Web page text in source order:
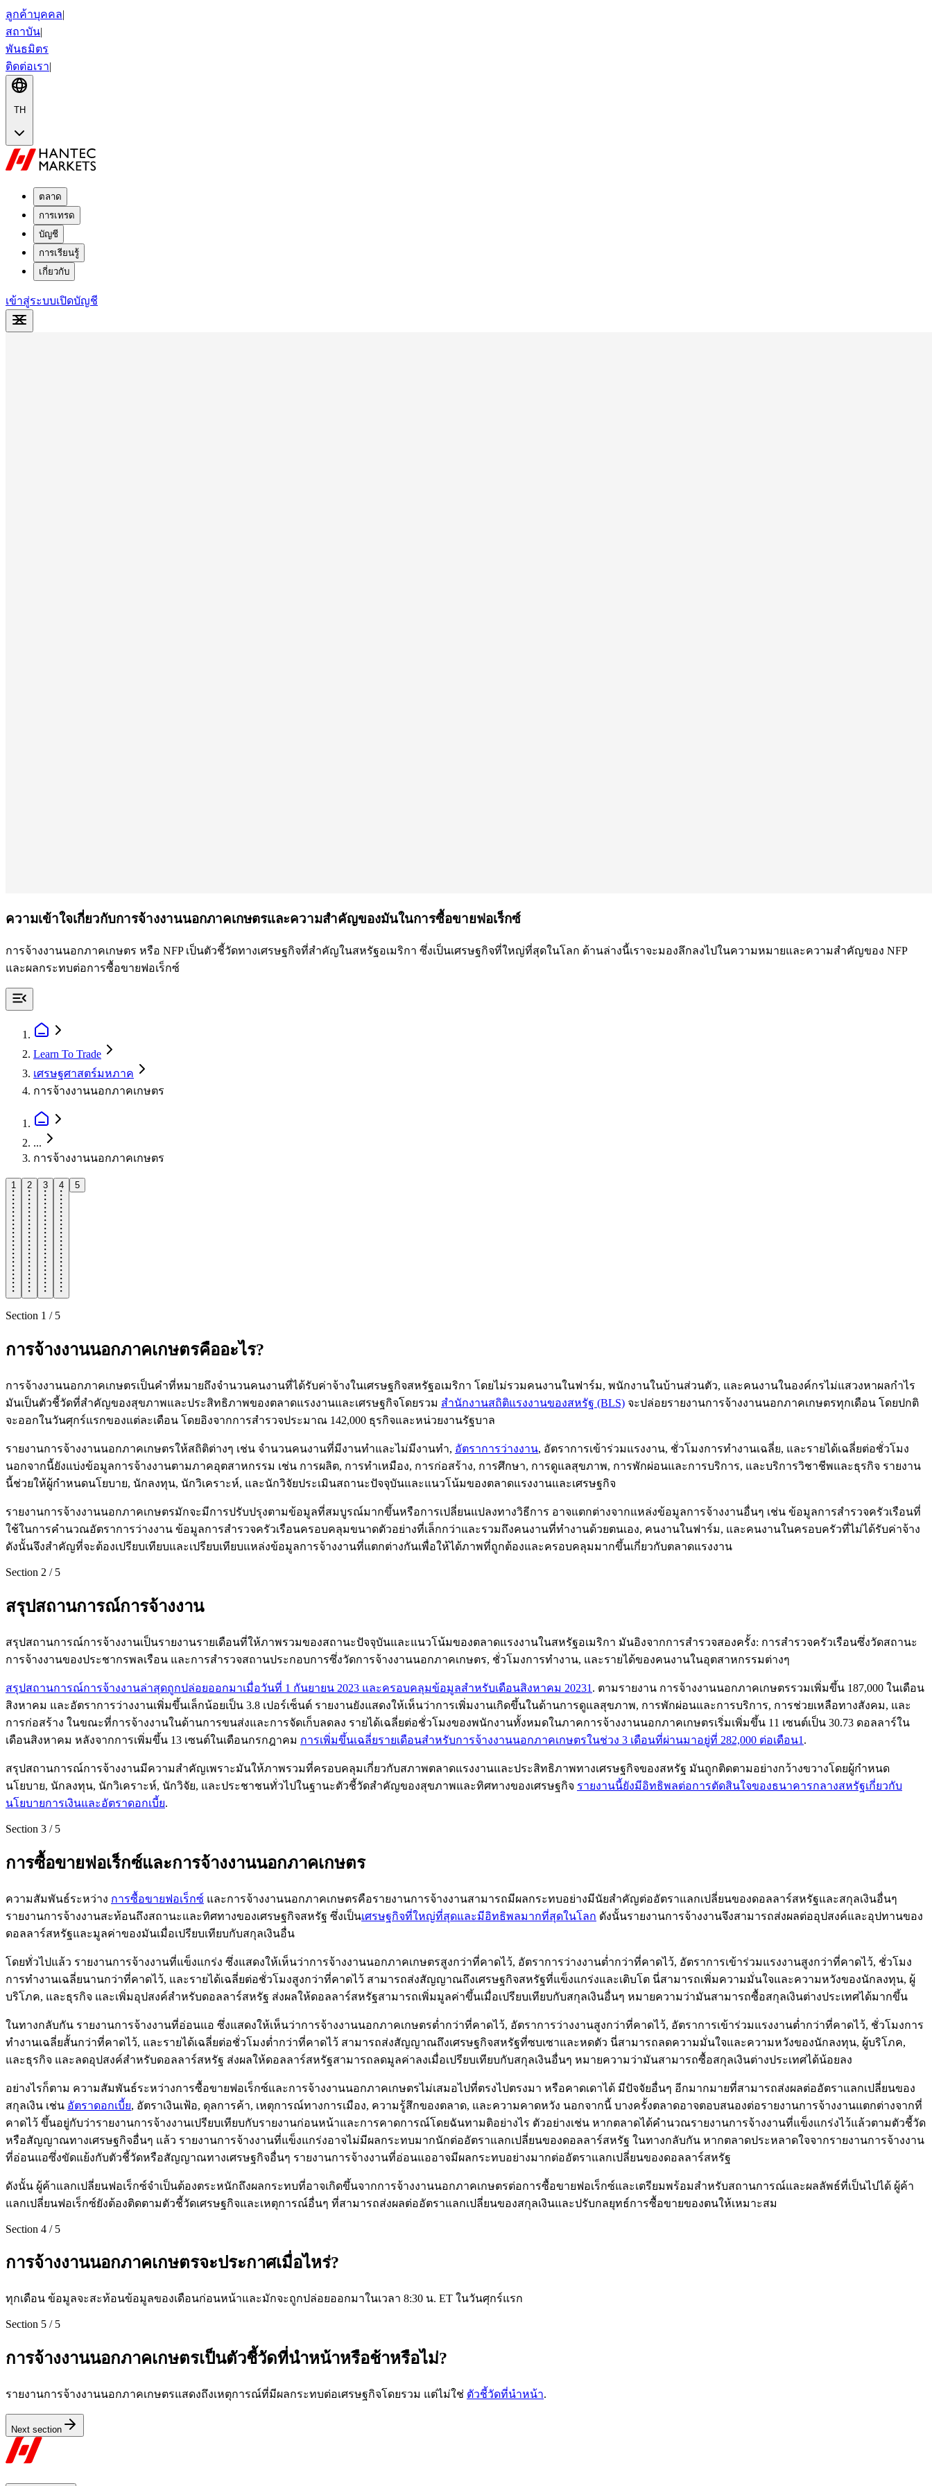
ลูกค้าบุคคล|
สถาบัน|
พันธมิตร
ติดต่อเรา|
TH
ตลาด
การเทรด
บัญชี
การเรียนรู้
เกี่ยวกับ
เข้าสู่ระบบเปิดบัญชี
ความเข้าใจเกี่ยวกับการจ้างงานนอกภาคเกษตรและความสำคัญของมันในการซื้อขายฟอเร็กซ์
การจ้างงานนอกภาคเกษตร หรือ NFP เป็นตัวชี้วัดทางเศรษฐกิจที่สำคัญในสหรัฐอเมริกา ซึ่งเป็นเศรษฐกิจที่ใหญ่ที่สุดในโลก ด้านล่างนี้เราจะมองลึกลงไปในความหมายและความสำคัญของ NFP
และผลกระทบต่อการซื้อขายฟอเร็กซ์
Learn To Trade
เศรษฐศาสตร์มหภาค
การจ้างงานนอกภาคเกษตร
...
การจ้างงานนอกภาคเกษตร
1 2 3 4 5
Section 1 / 5
การจ้างงานนอกภาคเกษตรคืออะไร?
การจ้างงานนอกภาคเกษตรเป็นคำที่หมายถึงจำนวนคนงานที่ได้รับค่าจ้างในเศรษฐกิจสหรัฐอเมริกา โดยไม่รวมคนงานในฟาร์ม, พนักงานในบ้านส่วนตัว, และคนงานในองค์กรไม่แสวงหาผลกำไร
มันเป็นตัวชี้วัดที่สำคัญของสุขภาพและประสิทธิภาพของตลาดแรงงานและเศรษฐกิจโดยรวม สำนักงานสถิติแรงงานของสหรัฐ (BLS) จะปล่อยรายงานการจ้างงานนอกภาคเกษตรทุกเดือน โดยปกติ
จะออกในวันศุกร์แรกของแต่ละเดือน โดยอิงจากการสำรวจประมาณ 142,000 ธุรกิจและหน่วยงานรัฐบาล
รายงานการจ้างงานนอกภาคเกษตรให้สถิติต่างๆ เช่น จำนวนคนงานที่มีงานทำและไม่มีงานทำ, อัตราการว่างงาน, อัตราการเข้าร่วมแรงงาน, ชั่วโมงการทำงานเฉลี่ย, และรายได้เฉลี่ยต่อชั่วโมง
นอกจากนี้ยังแบ่งข้อมูลการจ้างงานตามภาคอุตสาหกรรม เช่น การผลิต, การทำเหมือง, การก่อสร้าง, การศึกษา, การดูแลสุขภาพ, การพักผ่อนและการบริการ, และบริการวิชาชีพและธุรกิจ รายงาน
นี้ช่วยให้ผู้กำหนดนโยบาย, นักลงทุน, นักวิเคราะห์, และนักวิจัยประเมินสถานะปัจจุบันและแนวโน้มของตลาดแรงงานและเศรษฐกิจ
รายงานการจ้างงานนอกภาคเกษตรมักจะมีการปรับปรุงตามข้อมูลที่สมบูรณ์มากขึ้นหรือการเปลี่ยนแปลงทางวิธีการ อาจแตกต่างจากแหล่งข้อมูลการจ้างงานอื่นๆ เช่น ข้อมูลการสำรวจครัวเรือนที่
ใช้ในการคำนวณอัตราการว่างงาน ข้อมูลการสำรวจครัวเรือนครอบคลุมขนาดตัวอย่างที่เล็กกว่าและรวมถึงคนงานที่ทำงานด้วยตนเอง, คนงานในฟาร์ม, และคนงานในครอบครัวที่ไม่ได้รับค่าจ้าง
ดังนั้นจึงสำคัญที่จะต้องเปรียบเทียบและเปรียบเทียบแหล่งข้อมูลการจ้างงานที่แตกต่างกันเพื่อให้ได้ภาพที่ถูกต้องและครอบคลุมมากขึ้นเกี่ยวกับตลาดแรงงาน
Section 2 / 5
สรุปสถานการณ์การจ้างงาน
สรุปสถานการณ์การจ้างงานเป็นรายงานรายเดือนที่ให้ภาพรวมของสถานะปัจจุบันและแนวโน้มของตลาดแรงงานในสหรัฐอเมริกา มันอิงจากการสำรวจสองครั้ง: การสำรวจครัวเรือนซึ่งวัดสถานะ
การจ้างงานของประชากรพลเรือน และการสำรวจสถานประกอบการซึ่งวัดการจ้างงานนอกภาคเกษตร, ชั่วโมงการทำงาน, และรายได้ของคนงานในอุตสาหกรรมต่างๆ
สรุปสถานการณ์การจ้างงานล่าสุดถูกปล่อยออกมาเมื่อวันที่ 1 กันยายน 2023 และครอบคลุมข้อมูลสำหรับเดือนสิงหาคม 20231 . ตามรายงาน การจ้างงานนอกภาคเกษตรรวมเพิ่มขึ้น 187,000 ในเดือน
สิงหาคม และอัตราการว่างงานเพิ่มขึ้นเล็กน้อยเป็น 3.8 เปอร์เซ็นต์ รายงานยังแสดงให้เห็นว่าการเพิ่มงานเกิดขึ้นในด้านการดูแลสุขภาพ, การพักผ่อนและการบริการ, การช่วยเหลือทางสังคม, และ
การก่อสร้าง ในขณะที่การจ้างงานในด้านการขนส่งและการจัดเก็บลดลง รายได้เฉลี่ยต่อชั่วโมงของพนักงานทั้งหมดในภาคการจ้างงานนอกภาคเกษตรเริ่มเพิ่มขึ้น 11 เซนต์เป็น 30.73 ดอลลาร์ใน
เดือนสิงหาคม หลังจากการเพิ่มขึ้น 13 เซนต์ในเดือนกรกฎาคม การเพิ่มขึ้นเฉลี่ยรายเดือนสำหรับการจ้างงานนอกภาคเกษตรในช่วง 3 เดือนที่ผ่านมาอยู่ที่ 282,000 ต่อเดือน1 .
สรุปสถานการณ์การจ้างงานมีความสำคัญเพราะมันให้ภาพรวมที่ครอบคลุมเกี่ยวกับสภาพตลาดแรงงานและประสิทธิภาพทางเศรษฐกิจของสหรัฐ มันถูกติดตามอย่างกว้างขวางโดยผู้กำหนด
นโยบาย, นักลงทุน, นักวิเคราะห์, นักวิจัย, และประชาชนทั่วไปในฐานะตัวชี้วัดสำคัญของสุขภาพและทิศทางของเศรษฐกิจ รายงานนี้ยังมีอิทธิพลต่อการตัดสินใจของธนาคารกลางสหรัฐเกี่ยวกับ
นโยบายการเงินและอัตราดอกเบี้ย.
Section 3 / 5
การซื้อขายฟอเร็กซ์และการจ้างงานนอกภาคเกษตร
ความสัมพันธ์ระหว่าง การซื้อขายฟอเร็กซ์ และการจ้างงานนอกภาคเกษตรคือรายงานการจ้างงานสามารถมีผลกระทบอย่างมีนัยสำคัญต่ออัตราแลกเปลี่ยนของดอลลาร์สหรัฐและสกุลเงินอื่นๆ
รายงานการจ้างงานสะท้อนถึงสถานะและทิศทางของเศรษฐกิจสหรัฐ ซึ่งเป็นเศรษฐกิจที่ใหญ่ที่สุดและมีอิทธิพลมากที่สุดในโลก ดังนั้นรายงานการจ้างงานจึงสามารถส่งผลต่ออุปสงค์และอุปทานของ
ดอลลาร์สหรัฐและมูลค่าของมันเมื่อเปรียบเทียบกับสกุลเงินอื่น
โดยทั่วไปแล้ว รายงานการจ้างงานที่แข็งแกร่ง ซึ่งแสดงให้เห็นว่าการจ้างงานนอกภาคเกษตรสูงกว่าที่คาดไว้, อัตราการว่างงานต่ำกว่าที่คาดไว้, อัตราการเข้าร่วมแรงงานสูงกว่าที่คาดไว้, ชั่วโมง
การทำงานเฉลี่ยนานกว่าที่คาดไว้, และรายได้เฉลี่ยต่อชั่วโมงสูงกว่าที่คาดไว้ สามารถส่งสัญญาณถึงเศรษฐกิจสหรัฐที่แข็งแกร่งและเติบโต นี่สามารถเพิ่มความมั่นใจและความหวังของนักลงทุน, ผู้
บริโภค, และธุรกิจ และเพิ่มอุปสงค์สำหรับดอลลาร์สหรัฐ ส่งผลให้ดอลลาร์สหรัฐสามารถเพิ่มมูลค่าขึ้นเมื่อเปรียบเทียบกับสกุลเงินอื่นๆ หมายความว่ามันสามารถซื้อสกุลเงินต่างประเทศได้มากขึ้น
ในทางกลับกัน รายงานการจ้างงานที่อ่อนแอ ซึ่งแสดงให้เห็นว่าการจ้างงานนอกภาคเกษตรต่ำกว่าที่คาดไว้, อัตราการว่างงานสูงกว่าที่คาดไว้, อัตราการเข้าร่วมแรงงานต่ำกว่าที่คาดไว้, ชั่วโมงการ
ทำงานเฉลี่ยสั้นกว่าที่คาดไว้, และรายได้เฉลี่ยต่อชั่วโมงต่ำกว่าที่คาดไว้ สามารถส่งสัญญาณถึงเศรษฐกิจสหรัฐที่ซบเซาและหดตัว นี่สามารถลดความมั่นใจและความหวังของนักลงทุน, ผู้บริโภค,
และธุรกิจ และลดอุปสงค์สำหรับดอลลาร์สหรัฐ ส่งผลให้ดอลลาร์สหรัฐสามารถลดมูลค่าลงเมื่อเปรียบเทียบกับสกุลเงินอื่นๆ หมายความว่ามันสามารถซื้อสกุลเงินต่างประเทศได้น้อยลง
อย่างไรก็ตาม ความสัมพันธ์ระหว่างการซื้อขายฟอเร็กซ์และการจ้างงานนอกภาคเกษตรไม่เสมอไปที่ตรงไปตรงมา หรือคาดเดาได้ มีปัจจัยอื่นๆ อีกมากมายที่สามารถส่งผลต่ออัตราแลกเปลี่ยนของ
สกุลเงิน เช่น อัตราดอกเบี้ย, อัตราเงินเฟ้อ, ดุลการค้า, เหตุการณ์ทางการเมือง, ความรู้สึกของตลาด, และความคาดหวัง นอกจากนี้ บางครั้งตลาดอาจตอบสนองต่อรายงานการจ้างงานแตกต่างจากที่
คาดไว้ ขึ้นอยู่กับว่ารายงานการจ้างงานเปรียบเทียบกับรายงานก่อนหน้าและการคาดการณ์โดยฉันทามติอย่างไร ตัวอย่างเช่น หากตลาดได้คำนวณรายงานการจ้างงานที่แข็งแกร่งไว้แล้วตามตัวชี้วัด
หรือสัญญาณทางเศรษฐกิจอื่นๆ แล้ว รายงานการจ้างงานที่แข็งแกร่งอาจไม่มีผลกระทบมากนักต่ออัตราแลกเปลี่ยนของดอลลาร์สหรัฐ ในทางกลับกัน หากตลาดประหลาดใจจากรายงานการจ้างงาน
ที่อ่อนแอซึ่งขัดแย้งกับตัวชี้วัดหรือสัญญาณทางเศรษฐกิจอื่นๆ รายงานการจ้างงานที่อ่อนแออาจมีผลกระทบอย่างมากต่ออัตราแลกเปลี่ยนของดอลลาร์สหรัฐ
ดังนั้น ผู้ค้าแลกเปลี่ยนฟอเร็กซ์จำเป็นต้องตระหนักถึงผลกระทบที่อาจเกิดขึ้นจากการจ้างงานนอกภาคเกษตรต่อการซื้อขายฟอเร็กซ์และเตรียมพร้อมสำหรับสถานการณ์และผลลัพธ์ที่เป็นไปได้ ผู้ค้า
แลกเปลี่ยนฟอเร็กซ์ยังต้องติดตามตัวชี้วัดเศรษฐกิจและเหตุการณ์อื่นๆ ที่สามารถส่งผลต่ออัตราแลกเปลี่ยนของสกุลเงินและปรับกลยุทธ์การซื้อขายของตนให้เหมาะสม
Section 4 / 5
การจ้างงานนอกภาคเกษตรจะประกาศเมื่อไหร่?
ทุกเดือน ข้อมูลจะสะท้อนข้อมูลของเดือนก่อนหน้าและมักจะถูกปล่อยออกมาในเวลา 8:30 น. ET ในวันศุกร์แรก
Section 5 / 5
การจ้างงานนอกภาคเกษตรเป็นตัวชี้วัดที่นำหน้าหรือช้าหรือไม่?
รายงานการจ้างงานนอกภาคเกษตรแสดงถึงเหตุการณ์ที่มีผลกระทบต่อเศรษฐกิจโดยรวม แต่ไม่ใช่ ตัวชี้วัดที่นำหน้า.
Next section